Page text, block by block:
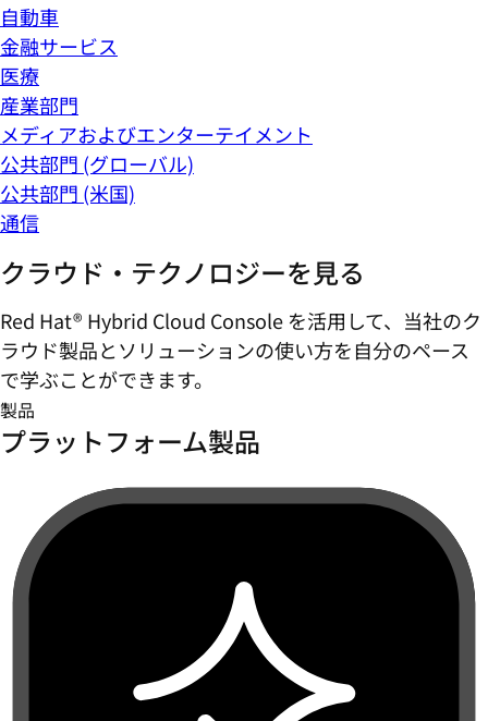
自動車
金融サービス
医療
産業部門
メディアおよびエンターテイメント
公共部門 (グローバル)
公共部門 (米国)
通信
クラウド・テクノロジーを見る
Red Hat® Hybrid Cloud Console を活用して、当社のク
ラウド製品とソリューションの使い方を自分のペース
で学ぶことができます。
製品
プラットフォーム製品